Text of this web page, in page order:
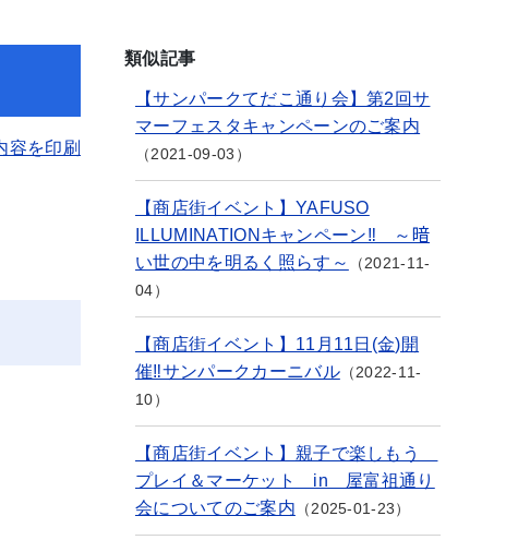
容を印刷
類似記事
【サンパークてだこ通り会】第2回サ
マーフェスタキャンペーンのご案内
2021-09-03
【商店街イベント】YAFUSO
ILLUMINATIONキャンペーン‼ ～暗
い世の中を明るく照らす～
2021-11-
04
【商店街イベント】11月11日(金)開
催‼サンパークカーニバル
2022-11-
10
【商店街イベント】親子で楽しもう
プレイ＆マーケット in 屋富祖通り
会についてのご案内
2025-01-23